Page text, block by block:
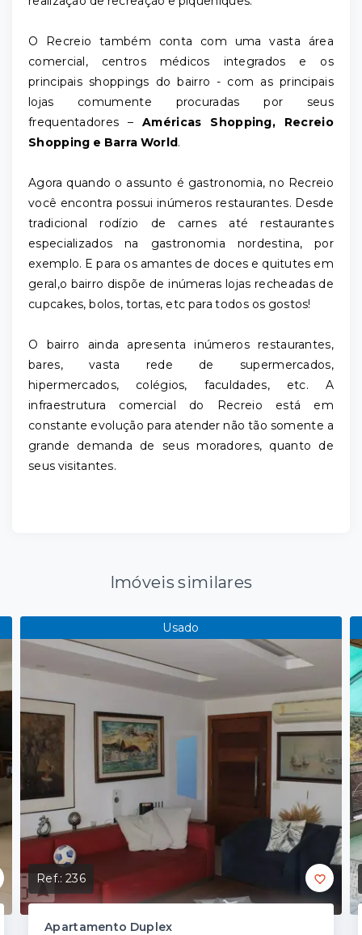
O Recreio também conta com uma vasta área
comercial, centros médicos integrados e os
principais shoppings do bairro - com as principais
lojas comumente procuradas por seus
frequentadores –Américas Shopping, Recreio
Shopping e Barra World.
Agora quando o assunto é gastronomia, no Recreio
você encontra possui inúmeros restaurantes. Desde
tradicional rodízio de carnes até restaurantes
especializados na gastronomia nordestina, por
exemplo. E para os amantes de doces e quitutes em
geral,o bairro dispõe de inúmeras lojas recheadas de
cupcakes, bolos, tortas, etc para todos os gostos!
O bairro ainda apresenta inúmeros restaurantes,
bares, vasta rede de supermercados,
hipermercados, colégios, faculdades, etc. A
infraestrutura comercial do Recreio está em
constante evolução para atender não tão somente a
grande demanda de seus moradores, quanto de
seus visitantes.
Imóveis similares
Usado
Ref.:236
Apartamento Duplex